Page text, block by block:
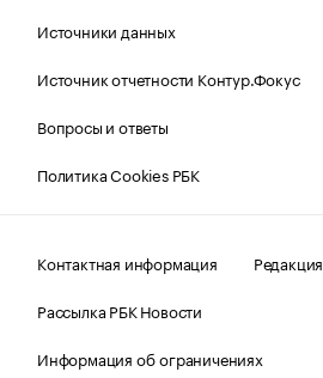
Источники данных
Источник отчетности Контур.Фокус
Вопросы и ответы
Политика Cookies РБК
Контактная информация
Редакция
Рассылка РБК Новости
Информация об ограничениях